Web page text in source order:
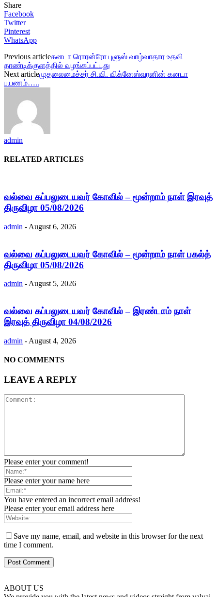
Share
Facebook
Twitter
Pinterest
WhatsApp
Previous articleகனடா ரொரன்ரோ புளுஸ் வாழ்வாதார உதவி
தாண்டிக்குளத்தில் வழங்கப்பட்டது
Next articleமுதலைமைச்சர் சி.வி. விக்னேஸ்வரனின் கனடா
பயணம்…..
admin
RELATED ARTICLES
வல்வை கப்பலுடையவர் கோவில் – மூன்றாம் நாள் இரவுத்
திருவிழா 05/08/2026
admin - August 6, 2026
வல்வை கப்பலுடையவர் கோவில் – மூன்றாம் நாள் பகல்த்
திருவிழா 05/08/2026
admin - August 5, 2026
வல்வை கப்பலுடையவர் கோவில் – இரண்டாம் நாள்
இரவுத் திருவிழா 04/08/2026
admin - August 4, 2026
NO COMMENTS
LEAVE A REPLY
Please enter your comment!
Please enter your name here
You have entered an incorrect email address!
Please enter your email address here
Save my name, email, and website in this browser for the next
time I comment.
ABOUT US